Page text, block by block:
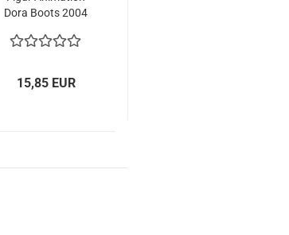
Dora Boots 2004
15,85 EUR